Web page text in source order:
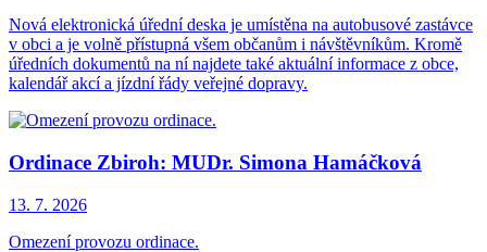
Nová elektronická úřední deska je umístěna na autobusové zastávce
v obci a je volně přístupná všem občanům i návštěvníkům. Kromě
úředních dokumentů na ní najdete také aktuální informace z obce,
kalendář akcí a jízdní řády veřejné dopravy.
Ordinace Zbiroh: MUDr. Simona Hamáčková
13. 7. 2026
Omezení provozu ordinace.